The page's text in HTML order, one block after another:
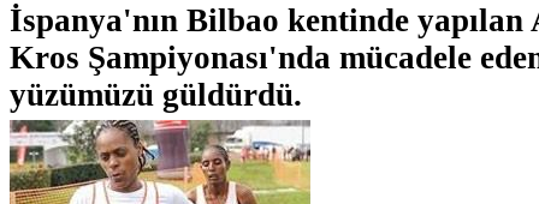
İspanya'nın Bilbao kentinde
Kros Şampiyonası'nda mücadele
yüzümüzü güldürdü.